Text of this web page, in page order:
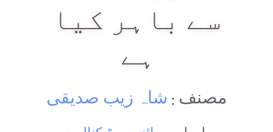
سے باہر کیا
ہے
مصنف : شاہ زیب صدیقی